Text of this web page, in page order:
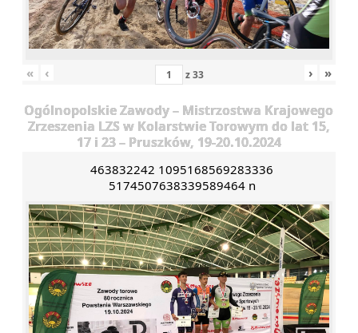
« ‹ z33 › »
Ogólnopolskie Zawody – Mistrzostwa Krajowego
Zrzeszenia LZS w Kolarstwie Torowym do lat 15,
17 i 23 – Pruszków, 19-20.10.2024
463832242 1095168569283336
5174507638339589464 n